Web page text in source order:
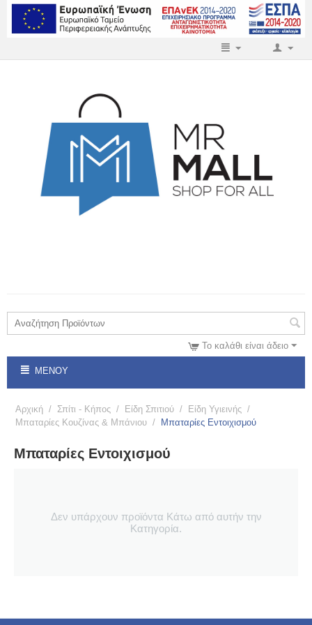
Το καλάθι είναι άδειο
ΜΕΝΟΎ
Αρχική / Σπίτι - Κήπος / Είδη Σπιτιού / Είδη Υγιεινής /
Μπαταρίες Κουζίνας & Μπάνιου / Μπαταρίες Εντοιχισμού
Μπαταρίες Εντοιχισμού
Δεν υπάρχουν προϊόντα Κάτω από αυτήν την
Κατηγορία.